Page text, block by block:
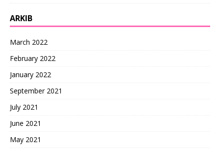
ARKIB
March 2022
February 2022
January 2022
September 2021
July 2021
June 2021
May 2021